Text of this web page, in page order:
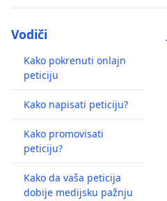
Vodiči
Kako pokrenuti onlajn
peticiju
Kako napisati peticiju?
Kako promovisati
peticiju?
Kako da vaša peticija
dobije medijsku pažnju